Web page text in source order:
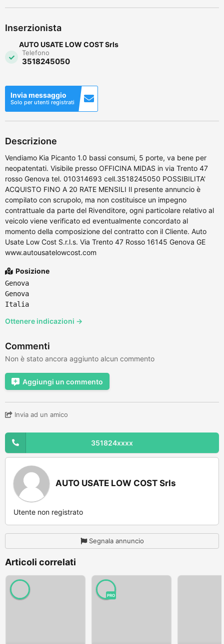
Inserzionista
AUTO USATE LOW COST Srls
Telefono
3518245050
Invia messaggio
Solo per utenti registrati
Descrizione
Vendiamo Kia Picanto 1.0 bassi consumi, 5 porte, va bene per
neopatentati. Visibile presso OFFICINA MIDAS in via Trento 47
rosso Genova tel. 010314693 cell.3518245050 POSSIBILITA'
ACQUISTO FINO A 20 RATE MENSILI Il presente annuncio è
compilato con scrupolo, ma non costituisce un impegno
contrattuale da parte del Rivenditore, ogni particolare relativo al
veicolo viene verificato ed eventualmente concordato al
momento della composizione del contratto con il Cliente. Auto
Usate Low Cost S.r.l.s. Via Trento 47 Rosso 16145 Genova GE
www.autousatelowcost.com
Posizione
Genova
Genova
Italia
Ottenere indicazioni →
Commenti
Non è stato ancora aggiunto alcun commento
Aggiungi un commento
Invia ad un amico
351824xxxx
AUTO USATE LOW COST Srls
Utente non registrato
Segnala annuncio
Articoli correlati
PRO